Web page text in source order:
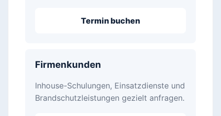
Termin buchen
Firmenkunden
Inhouse-Schulungen, Einsatzdienste und
Brandschutzleistungen gezielt anfragen.